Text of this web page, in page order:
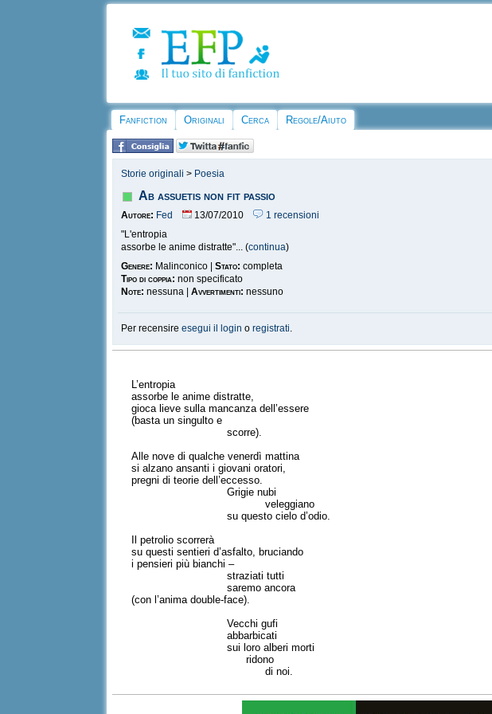
Fanfiction Originali Cerca Regole/Aiuto
Storie originali > Poesia
Ab assuetis non fit passio
Autore: Fed 13/07/2010
1 recensioni
"L'entropia
assorbe le anime distratte"... (continua)
Genere: Malinconico |Stato: completa
Tipo di coppia: non specificato
Note: nessuna |Avvertimenti: nessuno
Per recensireesegui il login oregistrati.
L’entropia
assorbe le anime distratte,
gioca lieve sulla mancanza dell’essere
(basta un singulto e
scorre).
Alle nove di qualche venerdì mattina
si alzano ansanti i giovani oratori,
pregni di teorie dell’eccesso.
Grigie nubi
veleggiano
su questo cielo d’odio.
Il petrolio scorrerà
su questi sentieri d’asfalto, bruciando
i pensieri più bianchi –
straziati tutti
saremo ancora
(con l’anima double-face).
Vecchi gufi
abbarbicati
sui loro alberi morti
ridono
di noi.